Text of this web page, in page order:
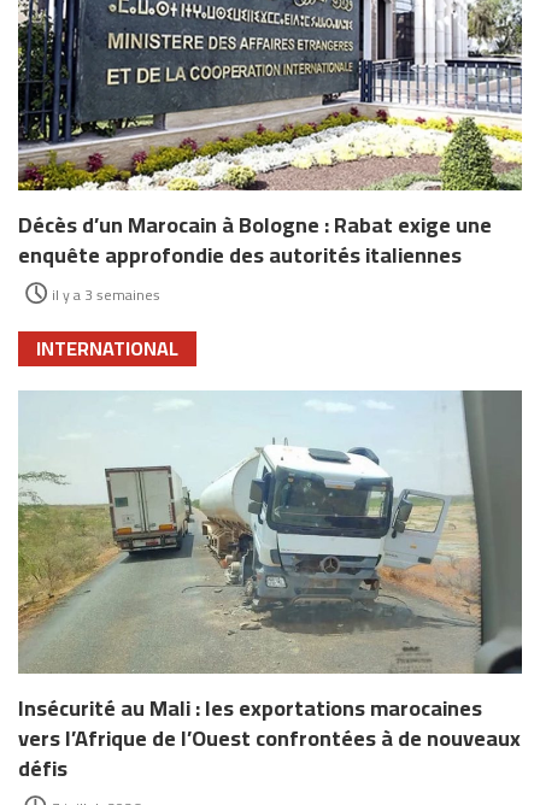
Décès d’un Marocain à Bologne : Rabat exige une
enquête approfondie des autorités italiennes
il y a 3 semaines
INTERNATIONAL
Insécurité au Mali : les exportations marocaines
vers l’Afrique de l’Ouest confrontées à de nouveaux
défis